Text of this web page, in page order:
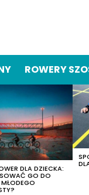
ROWERY
DLA DZIECKA:
GO DO